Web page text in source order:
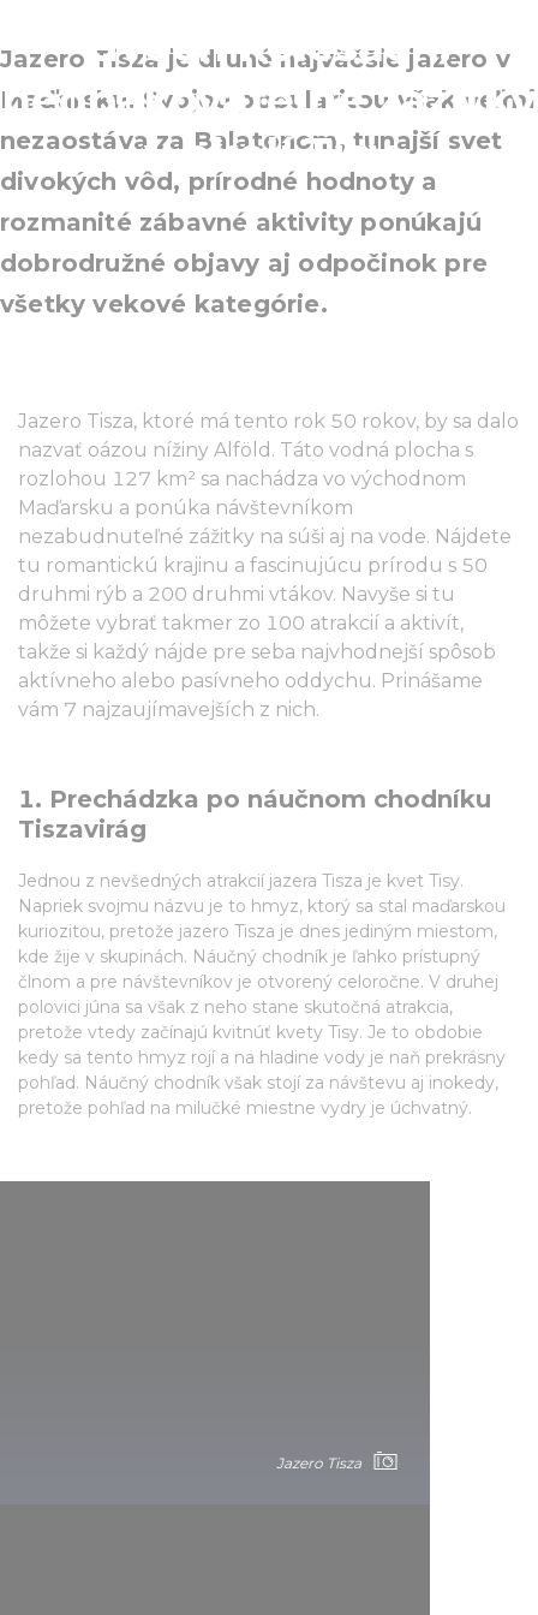
dvoch kolesách:
neopakovateľné zážitky
v okolí Tisy
Jazero Tisza je druhé najväčšie jazero v
Maďarsku. Svojou popularitou však veľmi
nezaostáva za Balatonom, tunajší svet
divokých vôd, prírodné hodnoty a
rozmanité zábavné aktivity ponúkajú
dobrodružné objavy aj odpočinok pre
všetky vekové kategórie.
Jazero Tisza, ktoré má tento rok 50 rokov, by sa dalo
nazvať oázou nížiny Alföld. Táto vodná plocha s
rozlohou 127 km² sa nachádza vo východnom
Maďarsku a ponúka návštevníkom
nezabudnuteľné zážitky na súši aj na vode. Nájdete
tu romantickú krajinu a fascinujúcu prírodu s 50
druhmi rýb a 200 druhmi vtákov. Navyše si tu
môžete vybrať takmer zo 100 atrakcií a aktivít,
takže si každý nájde pre seba najvhodnejší spôsob
aktívneho alebo pasívneho oddychu. Prinášame
vám 7 najzaujímavejších z nich.
1. Prechádzka po náučnom chodníku
Tiszavirág
Jednou z nevšedných atrakcií jazera Tisza je kvet Tisy.
Napriek svojmu názvu je to hmyz, ktorý sa stal maďarskou
kuriozitou, pretože jazero Tisza je dnes jediným miestom,
kde žije v skupinách. Náučný chodník je ľahko prístupný
člnom a pre návštevníkov je otvorený celoročne. V druhej
polovici júna sa však z neho stane skutočná atrakcia,
pretože vtedy začínajú kvitnúť kvety Tisy. Je to obdobie
kedy sa tento hmyz rojí a na hladine vody je naň prekrásny
pohľad. Náučný chodník však stojí za návštevu aj inokedy,
pretože pohľad na milučké miestne vydry je úchvatný.
Jazero Tisza